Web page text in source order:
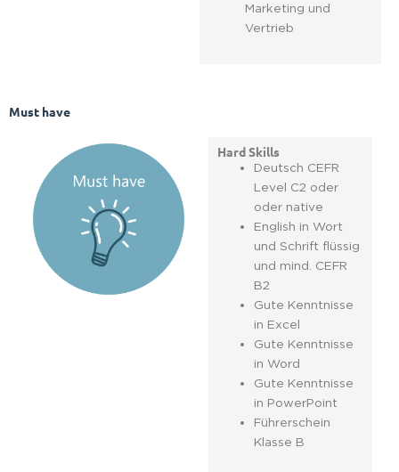
Marketing und
Vertrieb
Must have
Hard Skills
Deutsch CEFR
Level C2 oder
oder native
English in Wort
und Schrift flüssig
und mind. CEFR
B2
Gute Kenntnisse
in Excel
Gute Kenntnisse
in Word
Gute Kenntnisse
in PowerPoint
Führerschein
Klasse B